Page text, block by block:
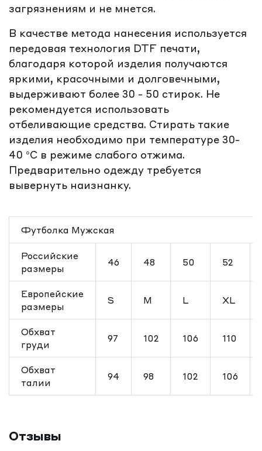
загрязнениям и не мнется.
В качестве метода нанесения используется
передовая технология DTF печати,
благодаря которой изделия получаются
яркими, красочными и долговечными,
выдерживают более 30 - 50 стирок. Не
рекомендуется использовать
отбеливающие средства. Стирать такие
изделия необходимо при температуре 30-
40 °C в режиме слабого отжима.
Предварительно одежду требуется
вывернуть наизнанку.
Футболка Мужская
Российские
размеры
46 48 50 52
Европейские
размеры
S M L XL
Обхват
груди
97 102 106 110
Обхват
талии
94 98 102 106
Отзывы